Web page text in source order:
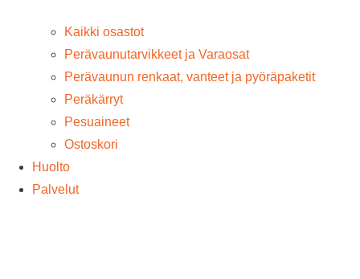
Kaikki osastot
Perävaunutarvikkeet ja Varaosat
Perävaunun renkaat, vanteet ja pyöräpaketit
Peräkärryt
Pesuaineet
Ostoskori
Huolto
Palvelut